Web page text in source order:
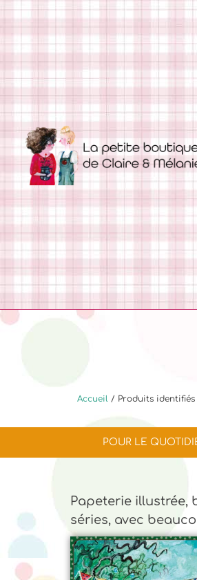
Accueil / Produits identifiés
POUR LE
Papeterie
séries, avec